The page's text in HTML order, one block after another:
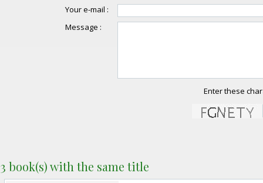
Your e-mail :
Message :
Enter these
3 book(s) with the same title